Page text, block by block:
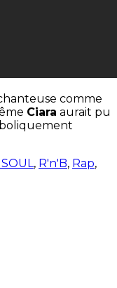
comme
Ciara aurait pu
, R'n'B, Rap,